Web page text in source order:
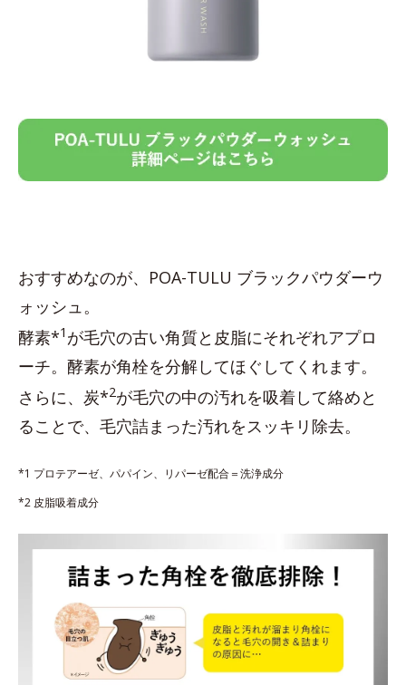
おすすめなのが、POA-TULU ブラックパウダーウ
ォッシュ。
酵素*1 が毛穴の古い角質と皮脂にそれぞれアプロ
ーチ。酵素が角栓を分解してほぐしてくれます。
さらに、炭*2が毛穴の中の汚れを吸着して絡めと
ることで、毛穴詰まった汚れをスッキリ除去。
*1 プロテアーゼ、パパイン、リパーゼ配合＝洗浄成分
*2 皮脂吸着成分